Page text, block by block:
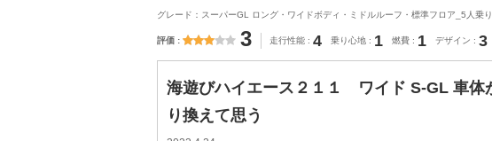
グレード：スーパーGL ロング・ワイドボディ・ミドルルーフ・標準フロア_5人乗
評価 3 走行性能 4 乗り心地 1 燃費 1 デザイン 3
海遊びハイエース２１１ ワイド S-GL 車体
り換えて思う